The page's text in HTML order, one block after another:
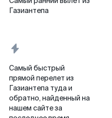
Газиантепа
Самый быстрый
прямой перелет из
Газиантепа туда и
обратно, найденный на
нашем сайте за